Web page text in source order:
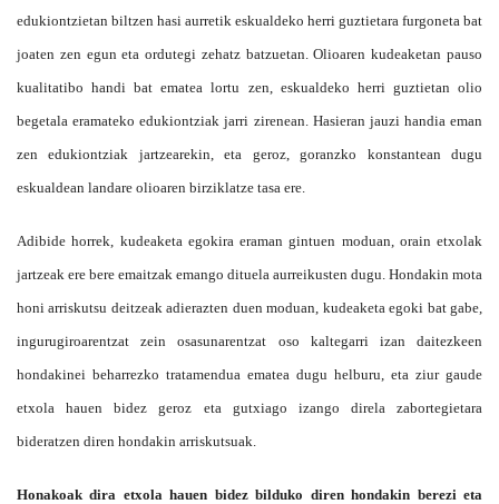
edukiontzietan biltzen hasi aurretik eskualdeko herri guztietara furgoneta bat
joaten zen egun eta ordutegi zehatz batzuetan. Olioaren kudeaketan pauso
kualitatibo handi bat ematea lortu zen, eskualdeko herri guztietan olio
begetala eramateko edukiontziak jarri zirenean. Hasieran jauzi handia eman
zen edukiontziak jartzearekin, eta geroz, goranzko konstantean dugu
eskualdean landare olioaren birziklatze tasa ere.
Adibide horrek, kudeaketa egokira eraman gintuen moduan, orain etxolak
jartzeak ere bere emaitzak emango dituela aurreikusten dugu. Hondakin mota
honi arriskutsu deitzeak adierazten duen moduan, kudeaketa egoki bat gabe,
ingurugiroarentzat zein osasunarentzat oso kaltegarri izan daitezkeen
hondakinei beharrezko tratamendua ematea dugu helburu, eta ziur gaude
etxola hauen bidez geroz eta gutxiago izango direla zabortegietara
bideratzen diren hondakin arriskutsuak.
Honakoak dira etxola hauen bidez bilduko diren hondakin berezi eta